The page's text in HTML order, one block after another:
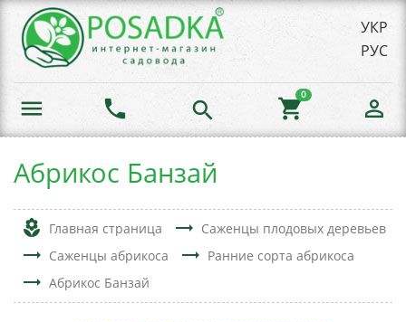
УКР
РУС
menu phone search shopping_cart
0
person_outline
Абрикос Банзай
local_florist Главная страница trending_flat Саженцы плодовых деревьев
trending_flat Саженцы абрикоса trending_flat Ранние сорта абрикоса
trending_flat Абрикос Банзай